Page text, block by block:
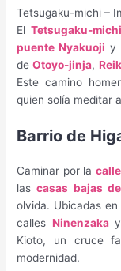
Tetsugaku-michi –
El Tetsugaku-michi
puente Nyakuoji y
deOtoyo-jinja,
Este camino
quien solía meditar
Barrio de
Caminar por la
lascasas bajas
olvida. Ubicadas en
calles Ninenzakay
Kioto, un cruce
modernidad.